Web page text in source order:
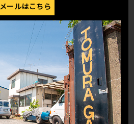
メールはこちら